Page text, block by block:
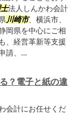
法人しんかわ会計
川崎市、横浜市、
岡県を中心にご相
、経営革新等支援
請、...
？電子と紙の違
会計にお任せくだ